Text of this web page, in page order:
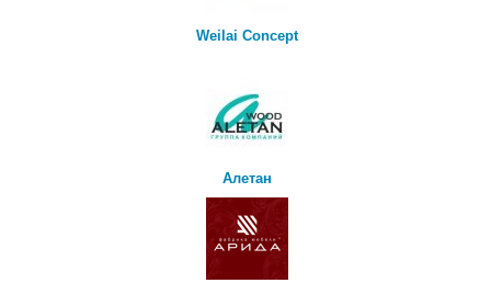
Weilai Concept
Алетан